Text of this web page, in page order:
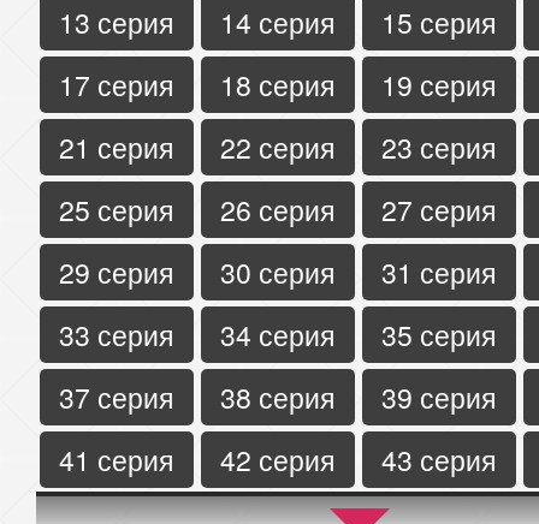
13 серия
14 серия
15 серия
17 серия
18 серия
19 серия
21 серия
22 серия
23 серия
25 серия
26 серия
27 серия
29 серия
30 серия
31 серия
33 серия
34 серия
35 серия
37 серия
38 серия
39 серия
41 серия
42 серия
43 серия